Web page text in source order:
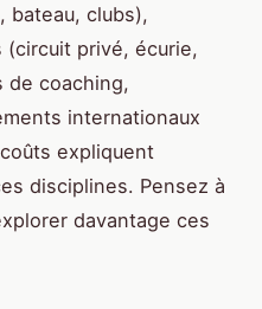
bateau, clubs),
privé, écurie,
de coaching,
internationaux
expliquent
disciplines. Pensez à
davantage ces